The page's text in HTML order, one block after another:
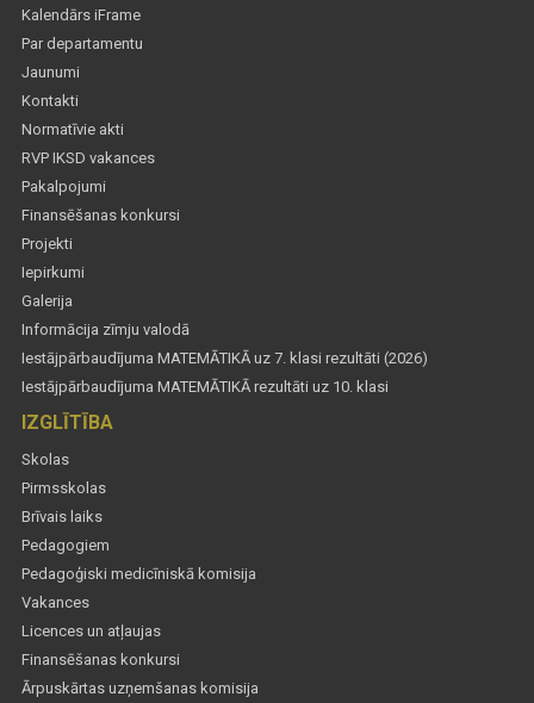
Kalendārs iFrame
Par departamentu
Jaunumi
Kontakti
Normatīvie akti
RVP IKSD vakances
Pakalpojumi
Finansēšanas konkursi
Projekti
Iepirkumi
Galerija
Informācija zīmju valodā
Iestājpārbaudījuma MATEMĀTIKĀ uz 7. klasi rezultāti (2026)
Iestājpārbaudījuma MATEMĀTIKĀ rezultāti uz 10. klasi
IZGLĪTĪBA
Skolas
Pirmsskolas
Brīvais laiks
Pedagogiem
Pedagoģiski medicīniskā komisija
Vakances
Licences un atļaujas
Finansēšanas konkursi
Ārpuskārtas uzņemšanas komisija